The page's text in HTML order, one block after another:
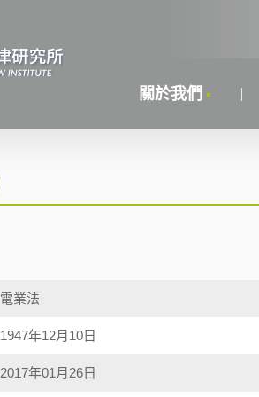
關於我們
電業法
1947年12月10日
2017年01月26日